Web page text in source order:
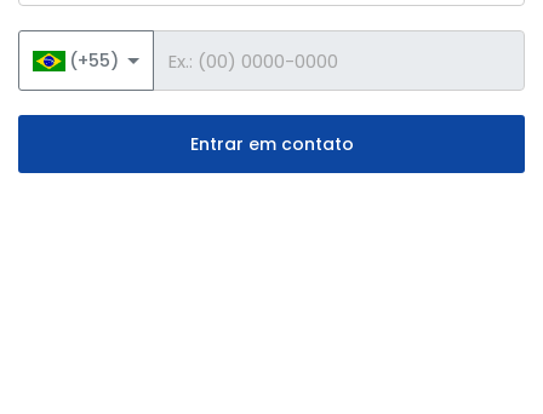
(+55)
Entrar em contato